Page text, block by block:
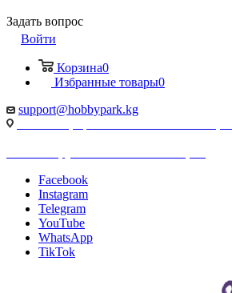
Задать вопрос
Войти
Корзина0
Избранные товары0
support@hobbypark.kg
Facebook
Instagram
Telegram
YouTube
WhatsApp
TikTok